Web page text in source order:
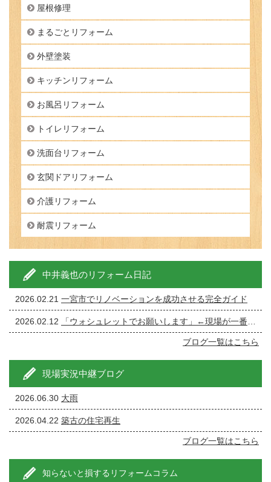
屋根修理
まるごとリフォーム
外壁塗装
キッチンリフォーム
お風呂リフォーム
トイレリフォーム
洗面台リフォーム
玄関ドアリフォーム
介護リフォーム
耐震リフォーム
中井義也のリフォーム日記
2026.02.21 一宮市でリノベーションを成功させる完全ガイド
2026.02.12 「ウォシュレットでお願いします」←現場が一番ざわつく一言です。
ブログ一覧はこちら
現場実況中継ブログ
2026.06.30 大雨
2026.04.22 築古の住宅再生
ブログ一覧はこちら
知らないと損するリフォームコラム